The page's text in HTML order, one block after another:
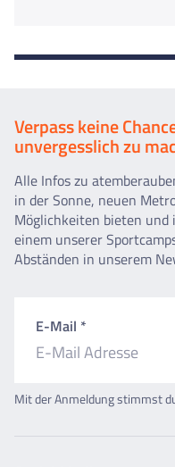
Verpass keine
unvergesslich zu
Alle Infos zu
in der Sonne, neuen
Möglichkeiten bieten
einem unserer
Abständen in unserem
E-Mail *
Mit der Anmeldung stimmst